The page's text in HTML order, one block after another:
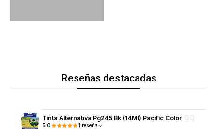
Reseñas destacadas
Tinta Alternativa Pg245 Bk (14Ml) Pacific Color
5.0 1 reseña